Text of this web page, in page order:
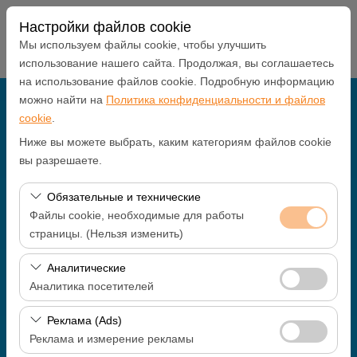
Настройки файлов cookie
Мы используем файлы cookie, чтобы улучшить
использование нашего сайта. Продолжая, вы соглашаетесь
на использование файлов cookie. Подробную информацию
можно найти на Политика конфиденциальности и файлов
cookie
Ниже вы можете выбрать, каким категориям файлов cookie
вы разрешаете.
Обязательные и технические
Файлы cookie, необходимые для работы
страницы. (Нельзя изменить)
Эти файлы cookie необходимы для корректной
работы сайта, безопасности, управления сеансами и
базовых функций. Их нельзя отключить.
Аналитические
Аналитика посетителей
Эти файлы cookie позволяют нам анализировать, как
используется наш сайт (количество посетителей,
самые посещаемые страницы, поведение
Реклама (Ads)
Реклама и измерение рекламы
Чувствительный элемент
Antalya В ОФИС
Указать другое место возврата машины
Дата и время пуска
09:00
Дата и время возврата